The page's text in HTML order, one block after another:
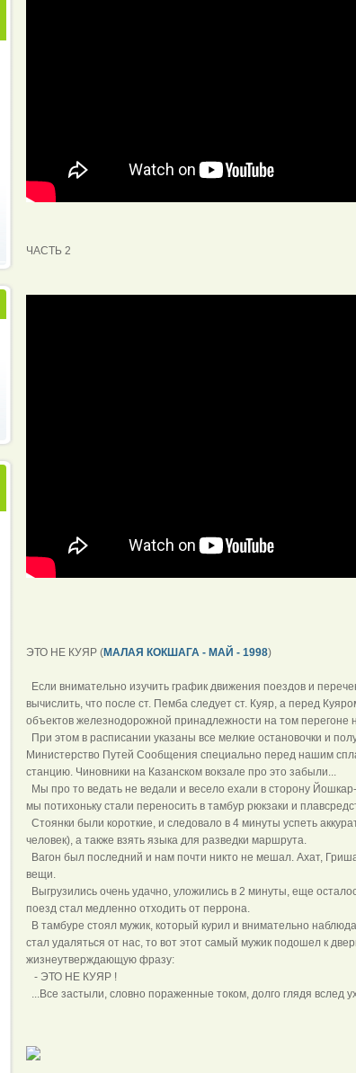
ЧАСТЬ 2
ЭТО НЕ КУЯР (МАЛАЯ КОКШАГА - МАЙ - 1998)
Если внимательно изучить график движения поездов и
вычислить, что после ст. Пемба следует ст. Куяр, а перед
объектов железнодорожной принадлежности на том перегоне
При этом в расписании указаны все мелкие остановочки и
Министерство Путей Сообщения специально перед нашим
станцию. Чиновники на Казанском вокзале про это забыли...
Мы про то ведать не ведали и весело ехали в сторону
мы потихоньку стали переносить в тамбур рюкзаки и
Стоянки были короткие, и следовало в 4 минуты успеть
человек), а также взять языка для разведки маршрута.
Вагон был последний и нам почти никто не мешал. Ахат,
вещи.
Выгрузились очень удачно, уложились в 2 минуты, еще
поезд стал медленно отходить от перрона.
В тамбуре стоял мужик, который курил и внимательно
стал удаляться от нас, то вот этот самый мужик подошел к
жизнеутверждающую фразу:
- ЭТО НЕ КУЯР !
...Все застыли, словно пораженные током, долго глядя вслед